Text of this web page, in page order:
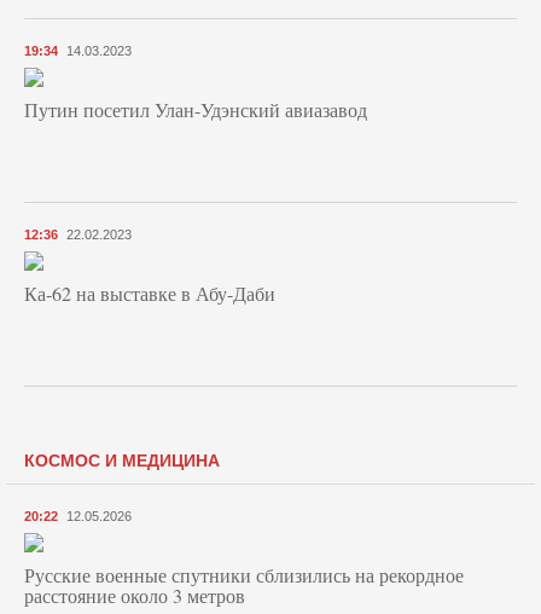
19:34 14.03.2023
Путин посетил Улан-Удэнский авиазавод
12:36 22.02.2023
Ка-62 на выставке в Абу-Даби
КОСМОС И МЕДИЦИНА
20:22 12.05.2026
Русские военные спутники сблизились на рекордное
расстояние около 3 метров